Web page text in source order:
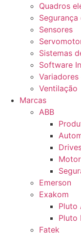
Quadros
Sensores
Sistemas
Software
Ventilação
Marcas
ABB
Emerson
Exakom
Pluto
Pluto
Fatek